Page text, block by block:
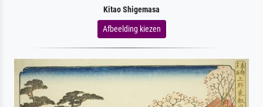
Kitao Shigemasa
Afbeelding kiezen